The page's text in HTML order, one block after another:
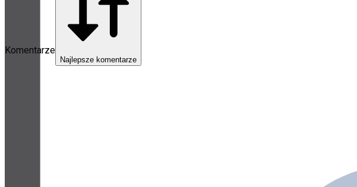
Komentarze
Najlepsze komentarze